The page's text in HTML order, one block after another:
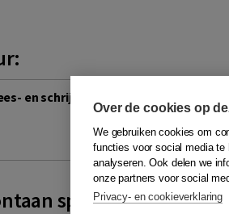
en schrijfvaardigheid bij jonge
spellen
Over de cookies op
We gebruiken cookies om
functies voor social media te
analyseren. Ook delen we
onze partners voor social
Privacy- en cookieverklaring